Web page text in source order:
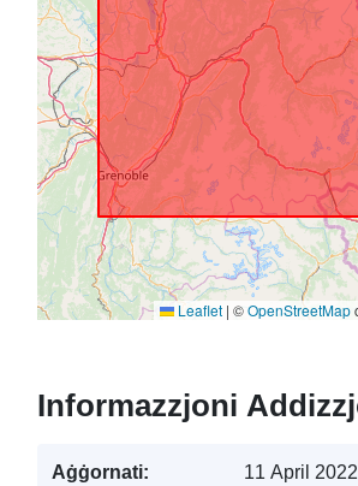
Leaflet | ©OpenStreetMap
Informazzjoni
Aġġornati: 11 April 2022